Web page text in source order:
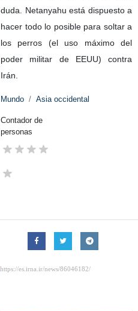
duda. Netanyahu está dispuesto a
hacer todo lo posible para soltar a
los perros (el uso máximo del
poder militar de EEUU) contra
Irán.
Mundo Asia occidental
Contador de
personas